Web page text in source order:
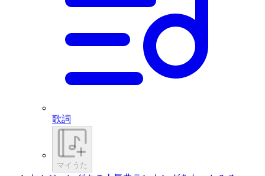
歌詞
マイうた